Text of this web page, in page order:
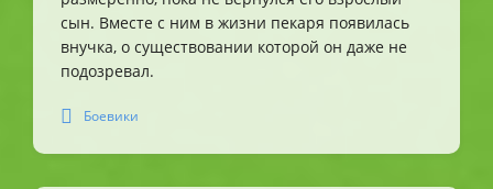
сын. Вместе с ним в жизни пекаря появилась
внучка, о существовании которой он даже не
подозревал.
Боевики